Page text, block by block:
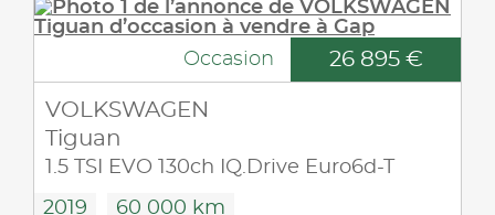
Occasion 26 895 €
VOLKSWAGEN
Tiguan
1.5 TSI EVO 130ch IQ.Drive Euro6d-T
2019 60 000 km